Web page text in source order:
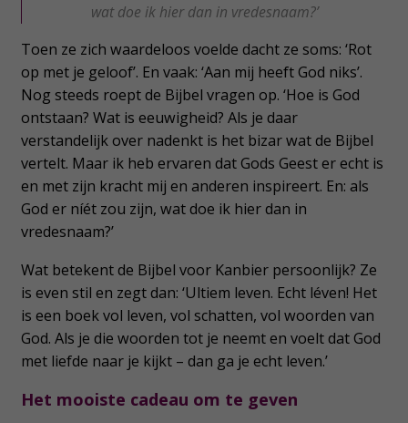
wat doe ik hier dan in vredesnaam?’
Toen ze zich waardeloos voelde dacht ze soms: ‘Rot
op met je geloof’. En vaak: ‘Aan mij heeft God niks’.
Nog steeds roept de Bijbel vragen op. ‘Hoe is God
ontstaan? Wat is eeuwigheid? Als je daar
verstandelijk over nadenkt is het bizar wat de Bijbel
vertelt. Maar ik heb ervaren dat Gods Geest er echt is
en met zijn kracht mij en anderen inspireert. En: als
God er níét zou zijn, wat doe ik hier dan in
vredesnaam?’
Wat betekent de Bijbel voor Kanbier persoonlijk? Ze
is even stil en zegt dan: ‘Ultiem leven. Echt léven! Het
is een boek vol leven, vol schatten, vol woorden van
God. Als je die woorden tot je neemt en voelt dat God
met liefde naar je kijkt – dan ga je echt leven.’
Het mooiste cadeau om te geven